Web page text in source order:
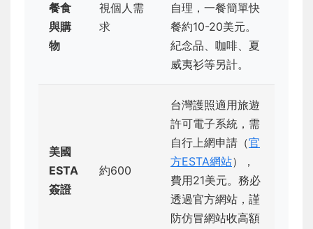
餐食
與購
物
視個人需
求
自理，一餐簡單快
餐約10-20美元。
紀念品、咖啡、夏
威夷衫等另計。
美國
ESTA
簽證
約600
台灣護照適用旅遊
許可電子系統，需
自行上網申請（官
方ESTA網站），
費用21美元。務必
透過官方網站，謹
防仿冒網站收高額